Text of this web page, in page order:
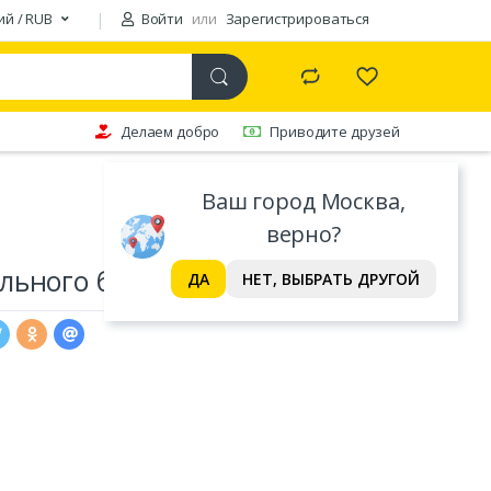
/ RUB Войти или Зарегистрироваться
Ваш город Москва,
верно?
ДА НЕТ, ВЫБРАТЬ ДРУГОЙ
Делаем добро Приводите друзей
белья Valtery